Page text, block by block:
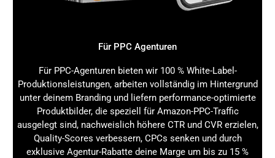
Amazon Brand Store optimieren: Traffic &
kommst, findest Du hier einen konkreten 30-Tage-Plan,
mit dem Du Deinen Amazon Brand Store systematisch
aufbaust und optimierst.
Tag 1–3: Markenregistrierung abschließen und
Zugang zum Store Builder sichern.
Tag 4–7:Store Template auswählen und erste
Für PPC Agenturen
Für PPC-Agenturen bieten wir 100 % White-Label-
Produktionsleistungen, arbeiten vollständig im Hintergrund
unter deinem Branding und liefern performance-optimierte
Produktbilder, die speziell für Amazon-PPC-Traffic
ausgelegt sind, nachweislich höhere CTR und CVR erzielen,
Quality-Scores verbessern, CPCs senken und durch
exklusive Agentur-Rabatte deine Marge um bis zu 15 %